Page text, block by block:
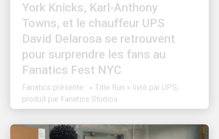
Towns, et le chauffeur UPS
David Delarosa se retrouvent
pour surprendre les fans au
Fanatics Fest NYC
Fanatics présente : « Title Run » livré par UPS,
produit par Fanatics Studios